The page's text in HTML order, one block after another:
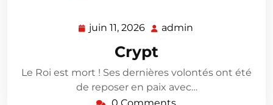
juin 11, 2026 juin
2026
admin
Crypt
Le Roi est mort ! Ses dernières volontés ont été
de reposer en paix avec…